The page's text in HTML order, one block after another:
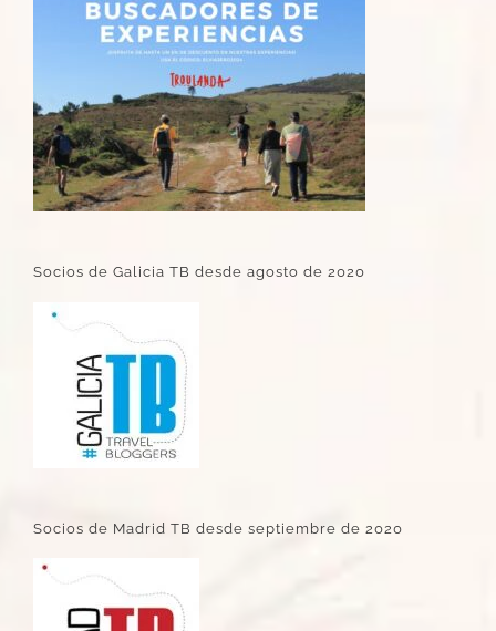
Socios de Galicia TB desde agosto de 2020
Socios de Madrid TB desde septiembre de 2020